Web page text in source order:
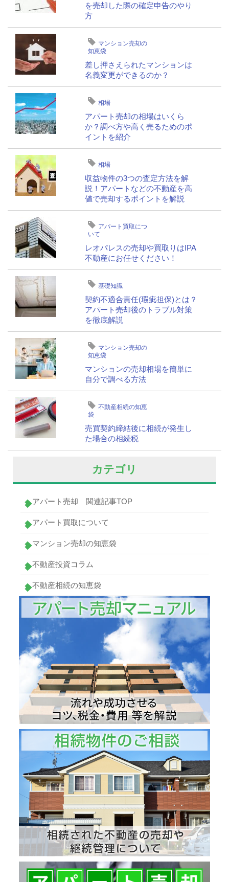
を売却した際の確定申告のやり
方
マンション売却の
知恵袋
差し押さえられたマンションは
名義変更ができるのか？
相場
アパート売却の相場はいくら
か？調べ方や高く売るためのポ
イントを紹介
相場
収益物件の3つの査定方法を解
説！アパートなどの不動産を高
値で売却するポイントを解説
アパート買取につ
いて
レオパレスの売却や買取りはIPA
不動産にお任せください！
基礎知識
契約不適合責任(瑕疵担保)とは？
アパート売却後のトラブル対策
を徹底解説
マンション売却の
知恵袋
マンションの売却相場を簡単に
自分で調べる方法
不動産相続の知恵
袋
売買契約締結後に相続が発生し
た場合の相続税
カテゴリ
アパート売却 関連記事TOP
アパート買取について
マンション売却の知恵袋
不動産投資コラム
不動産相続の知恵袋